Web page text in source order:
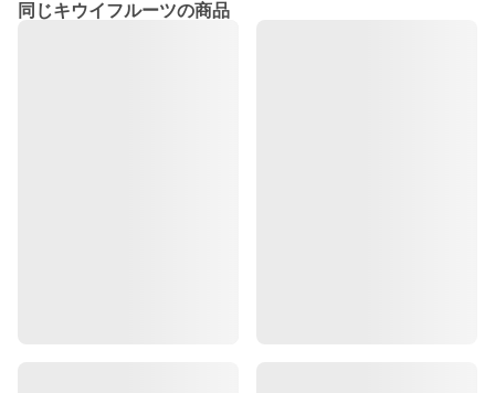
同じキウイフルーツの商品